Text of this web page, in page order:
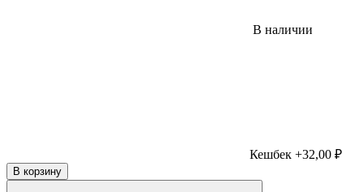
В наличии
Кешбек +32,00 ₽
В корзину